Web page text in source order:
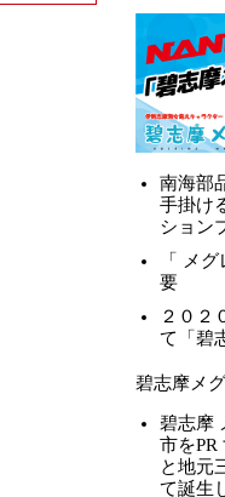
南海部
手掛け
ション
「 メ
要
２０２
て「碧
碧志摩メ
碧志摩
市をPR
と地元
て誕生